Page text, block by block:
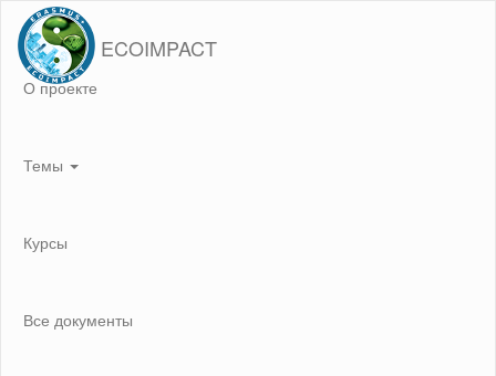
ECOIMPACT
О проекте
Темы
Курсы
Все документы